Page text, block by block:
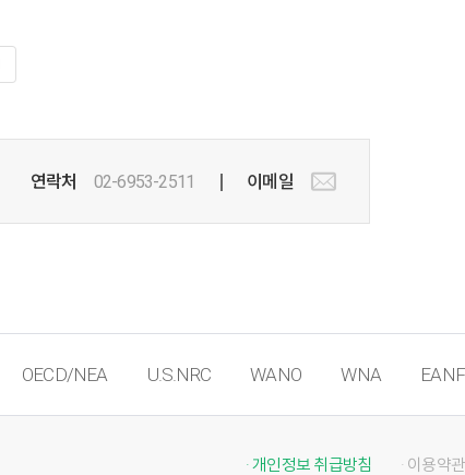
참석했다.강좌 첫 날에는 ‘탄소중립과
전략’ (엄재식 원자력안전위원회 위원장),
한국수력원자력(주) 사장), ‘탄소중립 2050
원자핵공학과 교수), ‘AI란 무엇이며 어떻게
연락처 02-6953-2511 이메일
OECD/NEA U.S.NRC WANO WNA EANF
· 개인정보 취급방침 · 이용약관